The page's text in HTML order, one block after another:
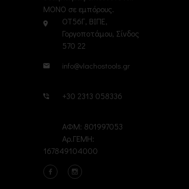
ΜΟΝΟ σε εμπόρους.
ΟΤ56Γ, ΒΙΠΕ,
Γοργοποτάμου, Σίνδος
570 22
info@vlachostools.gr
+30 2313 058336
ΑΦΜ: 801997053
Αρ.ΓΕΜΗ:
167849104000